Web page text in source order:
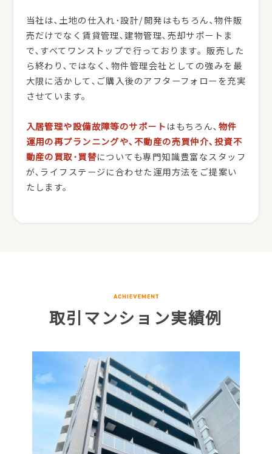
当社は､土地の仕入れ･設計/開発はもちろん､物件販
売だけでなく賃貸管理､建物管理､売却サポートま
で､すべてワンストップで行っております。販売した
ら終わり､ではなく､物件管理会社としての強みを最
大限に活かして､ご購入後のアフターフォローを充実
させています。
入居管理や設備故障等のサポートはもちろん､ 物件
運用の再プランニングや､不動産の売買仲介､投資不
動産の買取･買替についても専門知識豊富なスタッフ
が､ライフステージに合わせた運用方法をご提案い
たします。
取引マンション実績例